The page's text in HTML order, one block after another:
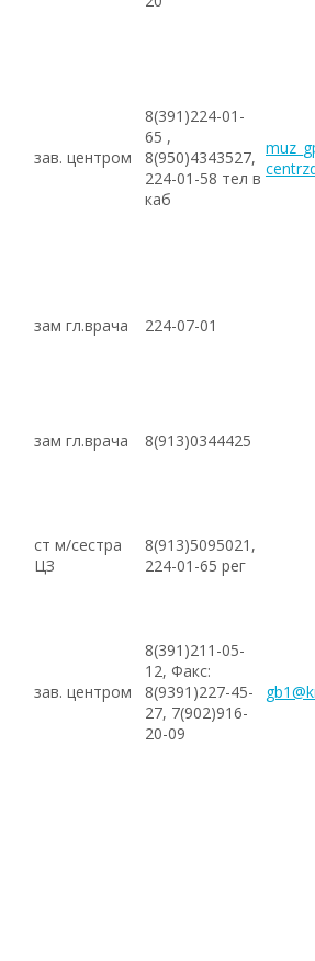
зав. центром
8(391)224-01-
65 ,
8(950)4343527,
224-01-58 тел в
каб
зам гл.врача 224-07-01
зам гл.врача 8(913)0344425
ст м/сестра
ЦЗ
8(913)5095021,
224-01-65 рег
зав. центром
8(391)211-05-
12, Факс:
8(9391)227-45-
27, 7(902)916-
20-09